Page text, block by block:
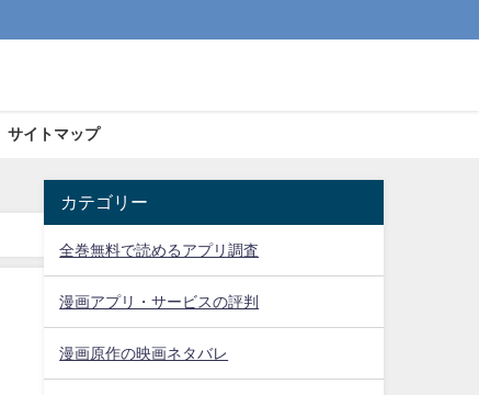
サイトマップ
カテゴリー
全巻無料で読めるアプリ調査
漫画アプリ・サービスの評判
漫画原作の映画ネタバレ